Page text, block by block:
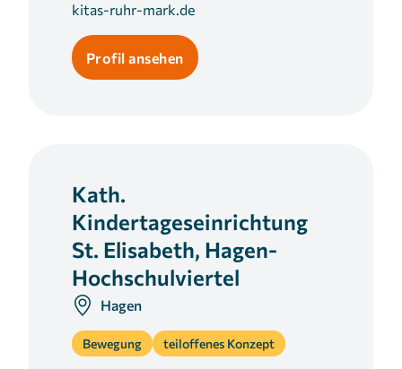
kitas-ruhr-mark.de
Profil ansehen
Kath.
Kindertageseinrichtung
St. Elisabeth, Hagen-
Hochschulviertel
Hagen
Bewegung teiloffenes Konzept